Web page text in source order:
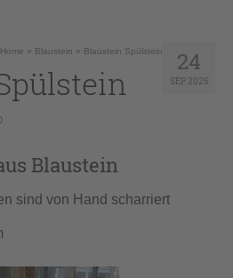
24
SEP. 2025
Home » Blaustein » Blaustein Spülstein
Blaustein
sind von Hand scharriert